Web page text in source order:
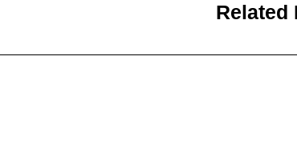
Related